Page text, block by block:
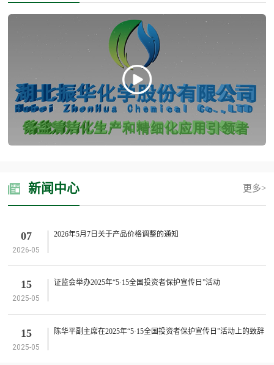
新闻中心 更多>
07
2026-05
2026年5月7日关于产品价格调整的通知
15
2025-05
证监会举办2025年“5·15全国投资者保护宣传日”活动
15
2025-05
陈华平副主席在2025年“5·15全国投资者保护宣传日”活动上的致辞